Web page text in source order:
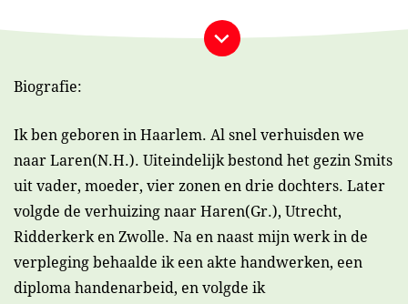
Biografie:
Ik ben geboren in Haarlem. Al snel verhuisden we
naar Laren(N.H.). Uiteindelijk bestond het gezin Smits
uit vader, moeder, vier zonen en drie dochters. Later
volgde de verhuizing naar Haren(Gr.), Utrecht,
Ridderkerk en Zwolle. Na en naast mijn werk in de
verpleging behaalde ik een akte handwerken, een
diploma handenarbeid, en volgde ik